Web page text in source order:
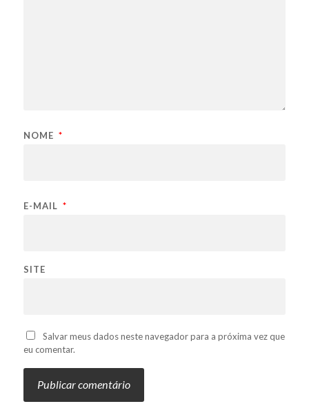
NOME *
E-MAIL *
SITE
Salvar meus dados neste navegador para a próxima vez que
eu comentar.